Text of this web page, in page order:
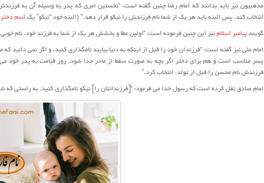
مذهبیون نیز باید بدانند که امام رضا چنین گفته است: “نخستین امری که پدر به وسیله آن به
انتخاب کند. پس البته باید هر یک از شما نام فرزندش را نیکو قرار دهد.” (البته خود “نیکو” یک اسم دختر
گویند پیامبر اسلام نیز این چنین فرموده است: “اولین عطا و بخشش هر یک از شما به فرزند خود، نام
امام علی نیز گفته است: “فرزندان خود را قبل از اینکه به دنیا بیایند نامگذاری کنید، و اگر نمی دانید
پسر مناسب است و هم برای دختر اگر بچه به صورت سقط از مادر جدا شود، روز قیامت به پدر خود می
فرزندش نام محسن را قبل از تولد، انتخاب کرد.”
امام صادق نقل کرده است که رسول خدا می فرمود: “[فرزندانتان را] نیکو نامگذاری کنید. به راستی که